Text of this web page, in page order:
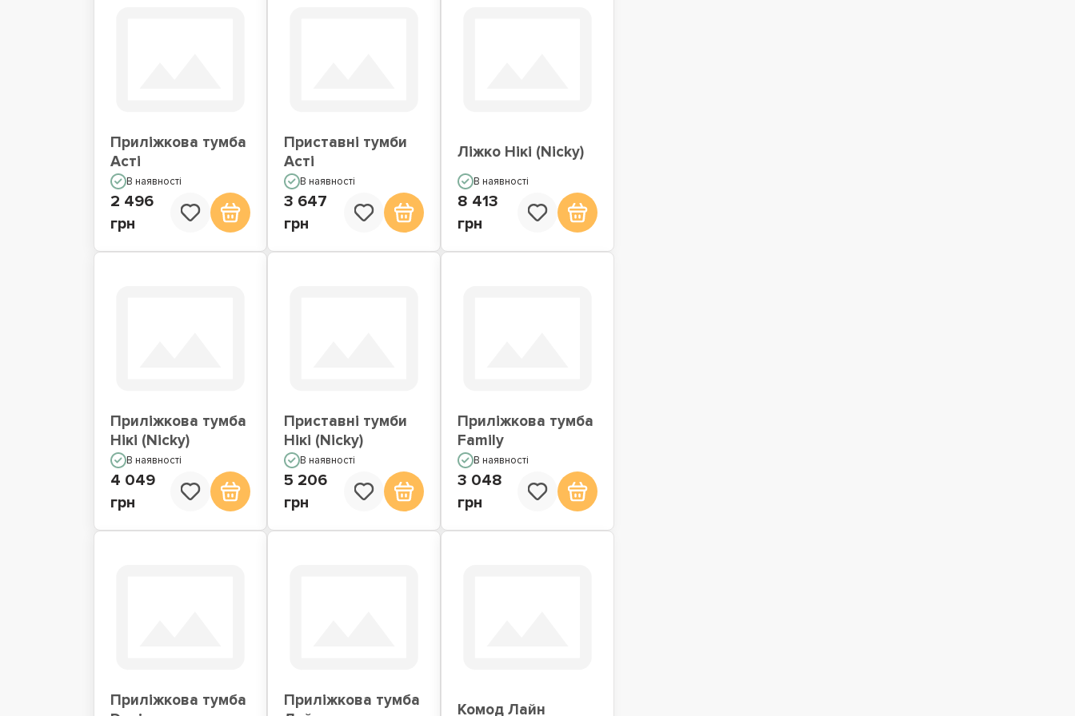
Приліжкова тумба
Асті
В наявності
2 496
грн
Приставні тумби
Асті
В наявності
3 647
грн
Ліжко Нікі (Nicky)
В наявності
8 413
грн
Приліжкова тумба
Нікі (Nicky)
В наявності
4 049
грн
Приставні тумби
Нікі (Nicky)
В наявності
5 206
грн
Приліжкова тумба
Family
В наявності
3 048
грн
Приліжкова тумба
Приліжкова тумба
Комод Лайн